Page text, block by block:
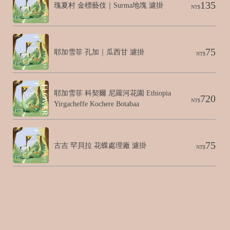
NT$135
瑰夏村 金標藝伎｜Surma地塊 濾掛
NT$75
耶加雪菲 孔加｜瓜西甘 濾掛
NT$720
耶加雪菲 科契爾 尼羅河花園 Ethiopia
Yirgacheffe Kochere Botabaa
NT$75
古吉 罕貝拉 花蝶處理廠 濾掛